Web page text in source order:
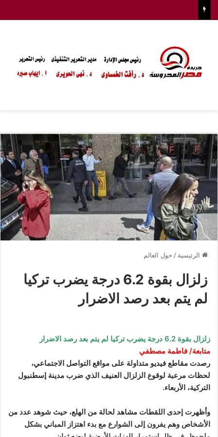
الرئيسية / حول العالم
زلزال بقوة 6.2 درجة يضرب تركيا
لم يتم بعد رصد الاضرار
زلزال بقوة 6.2 درجة يضرب تركيا لم يتم بعد رصد الاضرار
متابعة/ فاطمة مصطفي
رصدت مقاطع فيديو متداولة على مواقع التواصل الاجتماعي،
لحظات مرعبة لوقوع الزلزال العنيف الذي ضرب مدينة إسطنبول
التركية، الأربعاء.
وأظهرت إحدى اللقطات مشاهد لحالة من الهلع، حيث شوهد عدد من
الأشخاص وهم يفرون إلى الشوارع مع بدء اهتزاز المباني بشكل